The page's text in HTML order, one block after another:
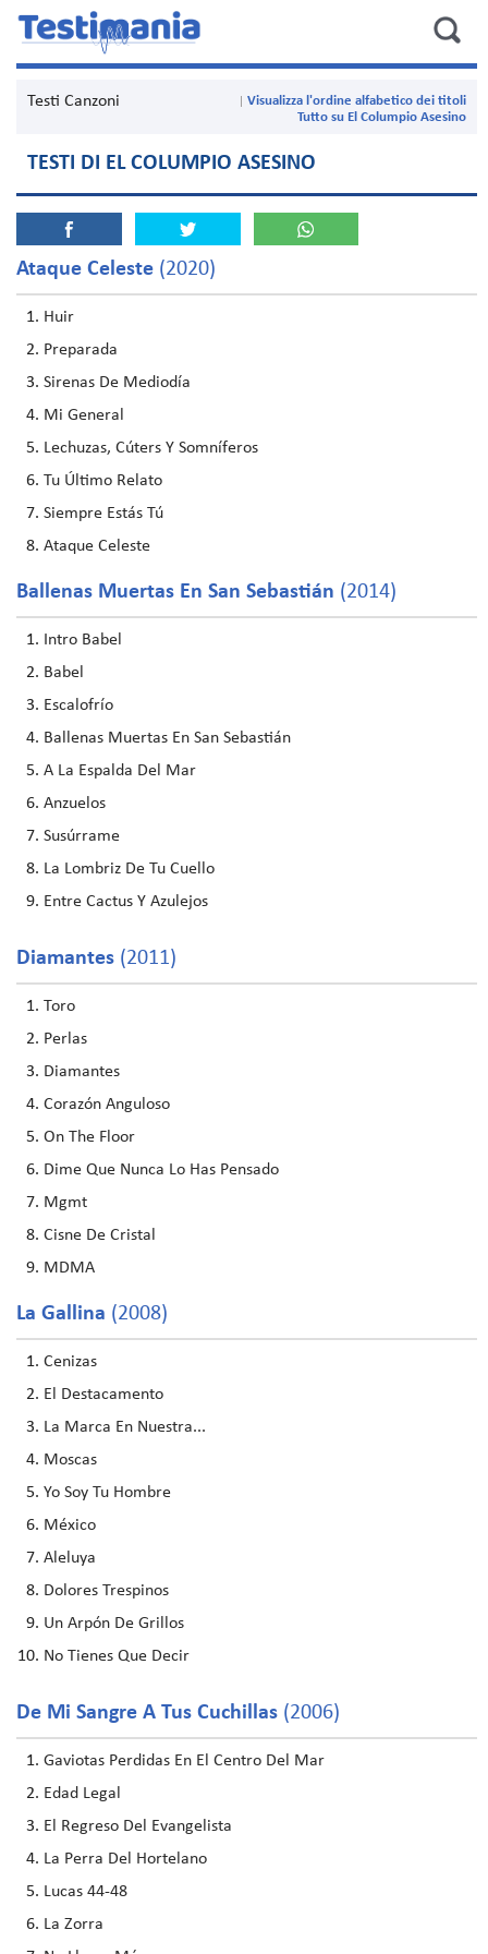
Testi Canzoni
Visualizza l'ordine alfabetico dei titoli
Tutto su El Columpio Asesino
TESTI DI EL COLUMPIO ASESINO
Ataque Celeste (2020)
Huir
Preparada
Sirenas De Mediodía
Mi General
Lechuzas, Cúters Y Somníferos
Tu Último Relato
Siempre Estás Tú
Ataque Celeste
Ballenas Muertas En San Sebastián (2014)
Intro Babel
Babel
Escalofrío
Ballenas Muertas En San Sebastián
A La Espalda Del Mar
Anzuelos
Susúrrame
La Lombriz De Tu Cuello
Entre Cactus Y Azulejos
Diamantes (2011)
Toro
Perlas
Diamantes
Corazón Anguloso
On The Floor
Dime Que Nunca Lo Has Pensado
Mgmt
Cisne De Cristal
MDMA
La Gallina (2008)
Cenizas
El Destacamento
La Marca En Nuestra...
Moscas
Yo Soy Tu Hombre
México
Aleluya
Dolores Trespinos
Un Arpón De Grillos
No Tienes Que Decir
De Mi Sangre A Tus Cuchillas (2006)
Gaviotas Perdidas En El Centro Del Mar
Edad Legal
El Regreso Del Evangelista
La Perra Del Hortelano
Lucas 44-48
La Zorra